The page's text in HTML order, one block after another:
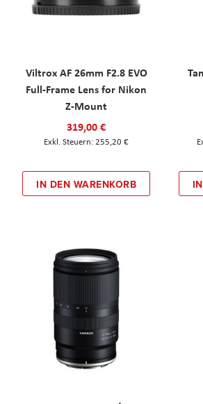
Viltrox AF 26mm F2.8 EVO
Full-Frame Lens for Nikon
Z-Mount
319,00 €
255,20 €
IN DEN WARENKORB